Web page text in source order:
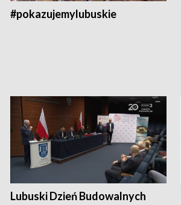
#pokazujemylubuskie
Lubuski Dzień Budowalnych